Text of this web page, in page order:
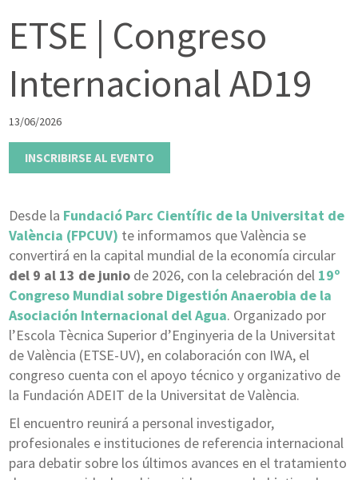
ETSE | Congreso
Internacional AD19
13/06/2026
INSCRIBIRSE AL EVENTO
Desde la Fundació Parc Científic de la Universitat de
València (FPCUV) te informamos que València se
convertirá en la capital mundial de la economía circular
del 9 al 13 de juniode 2026, con la celebración del 19º
Congreso Mundial sobre Digestión Anaerobia de la
Asociación Internacional del Agua. Organizado por
l’Escola Tècnica Superior d’Enginyeria de la Universitat
de València (ETSE-UV), en colaboración con IWA, el
congreso cuenta con el apoyo técnico y organizativo de
la Fundación ADEIT de la Universitat de València.
El encuentro reunirá a personal investigador,
profesionales e instituciones de referencia internacional
para debatir sobre los últimos avances en el tratamiento